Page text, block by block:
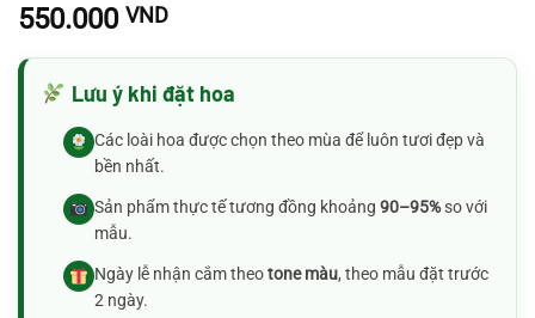
550.000 VND
Lưu ý khi đặt hoa
Các loài hoa được chọn theo mùa để luôn tươi đẹp và
bền nhất.
Sản phẩm thực tế tương đồng khoảng90–95%so với
mẫu.
Ngày lễ nhận cắm theotone màu, theo mẫu đặt trước
2 ngày.